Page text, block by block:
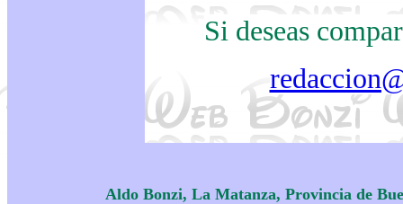
Si deseas
Aldo Bonzi, La Matanza, Provincia de